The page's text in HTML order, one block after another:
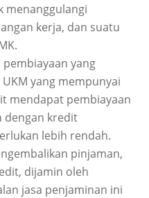
menanggulangi
kerja, dan suatu
yang
yang mempunyai
mendapat pembiayaan
dengan kredit
lebih rendah.
pinjaman,
dijamin oleh
jasa penjaminan ini